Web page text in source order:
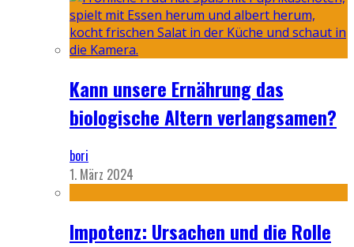
Kann unsere Ernährung das
biologische Altern verlangsamen?
bori
1. März 2024
Impotenz: Ursachen und die Rolle